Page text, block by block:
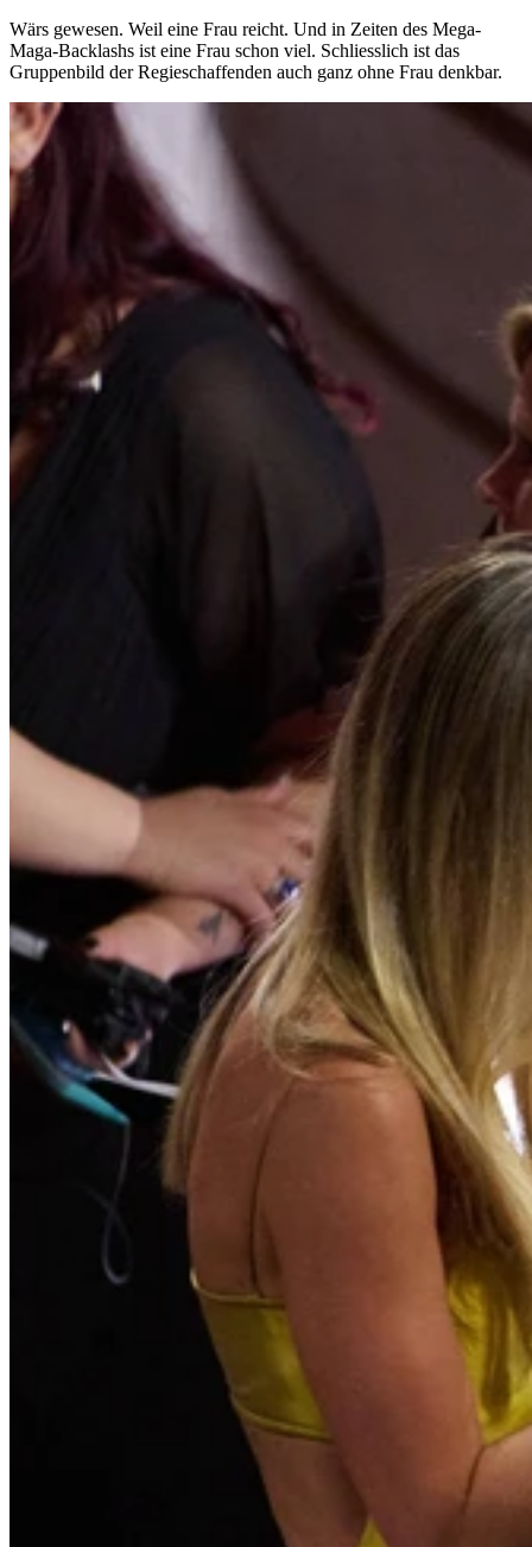
Wärs gewesen. Weil eine Frau reicht. Und in Zeiten des Mega-
Maga-Backlashs ist eine Frau schon viel. Schliesslich ist das
Gruppenbild der Regieschaffenden auch ganz ohne Frau denkbar.